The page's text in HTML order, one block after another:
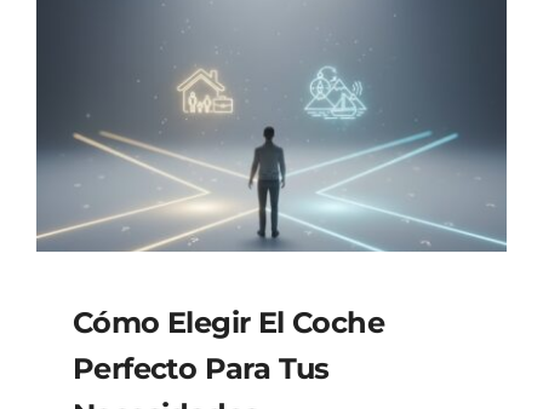
Cómo Elegir El Coche
Perfecto Para Tus